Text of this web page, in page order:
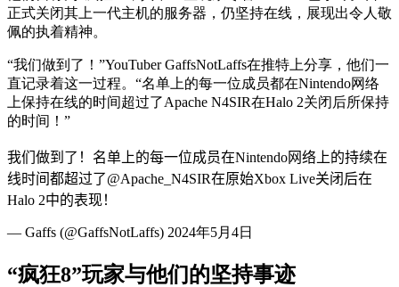
正式关闭其上一代主机的服务器，仍坚持在线，展现出令人敬
佩的执着精神。
“我们做到了！”YouTuber GaffsNotLaffs在推特上分享，他们一
直记录着这一过程。“名单上的每一位成员都在Nintendo网络
上保持在线的时间超过了Apache N4SIR在Halo 2关闭后所保持
的时间！”
我们做到了！名单上的每一位成员在Nintendo网络上的持续在
线时间都超过了@Apache_N4SIR在原始Xbox Live关闭后在
Halo 2中的表现！
— Gaffs (@GaffsNotLaffs) 2024年5月4日
“疯狂8”玩家与他们的坚持事迹